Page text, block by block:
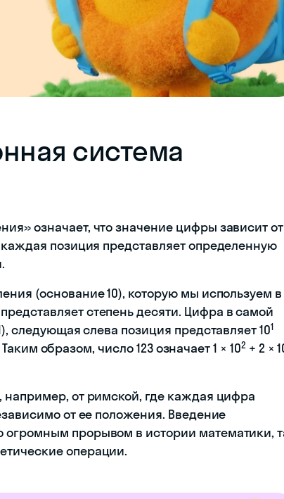
система
означает, что значение цифры зависит от
позиция представляет определенную
(основание 10), которую мы используем в
степень десяти. Цифра в самой
следующая слева позиция представляет 101
образом, число 123 означает 1 × 102+ 2 ×
например, от римской, где каждая цифра
от ее положения. Введение
огромным прорывом в истории математики,
операции.